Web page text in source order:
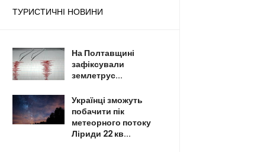
ТУРИСТИЧНІ НОВИНИ
На Полтавщині
зафіксували
землетрус...
Українці зможуть
побачити пік
метеорного потоку
Ліриди 22 кв...